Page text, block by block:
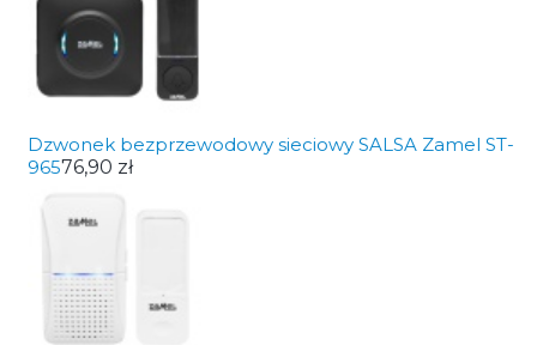
Dzwonek bezprzewodowy sieciowy SALSA Zamel ST-
96576,90 zł